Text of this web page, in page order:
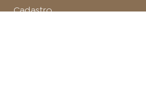
Cadastro